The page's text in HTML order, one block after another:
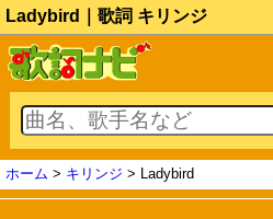
Ladybird｜歌詞 キリンジ
ホーム > キリンジ > Ladybird